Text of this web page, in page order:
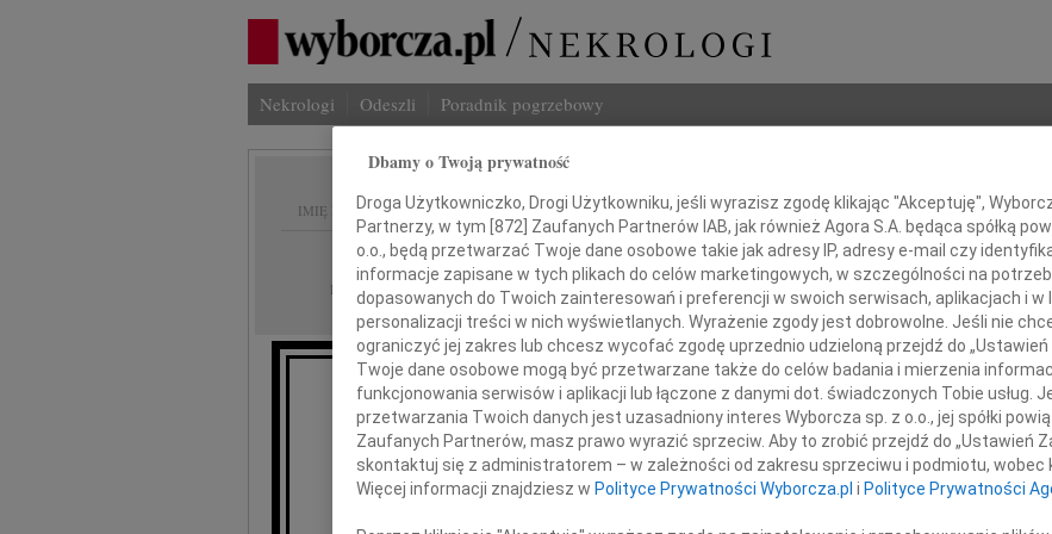
Nekrologi Odeszli Poradnik pogrzebowy
IMIĘ I NAZWISKO:
REGION: Warszawa
DATA EMISJI: 24.09.2009
Ignacemu Pielech
Imię i
INNE
Z
Dbamy o Twoją prywatność
Droga Użytkowniczko, Drogi Użytkowniku, jeśli wyrazisz zgodę klikając "Akceptuję",
Partnerzy, w tym [872] Zaufanych Partnerów IAB, jak również Agora S.A. będąca spółką
o.o., będą przetwarzać Twoje dane osobowe takie jak adresy IP, adresy e-mail czy
informacje zapisane w tych plikach do celów marketingowych, w szczególności na
dopasowanych do Twoich zainteresowań i preferencji w swoich serwisach, aplikacjach i w
personalizacji treści w nich wyświetlanych. Wyrażenie zgody jest dobrowolne. Jeśli nie
ograniczyć jej zakres lub chcesz wycofać zgodę uprzednio udzieloną przejdź do „Ustawień
Twoje dane osobowe mogą być przetwarzane także do celów badania i mierzenia
funkcjonowania serwisów i aplikacji lub łączone z danymi dot. świadczonych Tobie usług.
przetwarzania Twoich danych jest uzasadniony interes Wyborcza sp. z o.o., jej spółki
Zaufanych Partnerów, masz prawo wyrazić sprzeciw. Aby to zrobić przejdź do „Ustawień
skontaktuj się z administratorem – w zależności od zakresu sprzeciwu i podmiotu, wobec
Więcej informacji znajdziesz w Polityce Prywatności Wyborcza.pl i Polityce Prywatności